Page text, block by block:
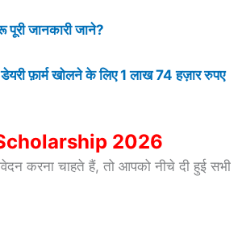
जानकारी जाने?
फ़ार्म खोलने के लिए 1 लाख 74 हज़ार रुपए
2026
करना चाहते हैं, तो आपको नीचे दी हुई सभी